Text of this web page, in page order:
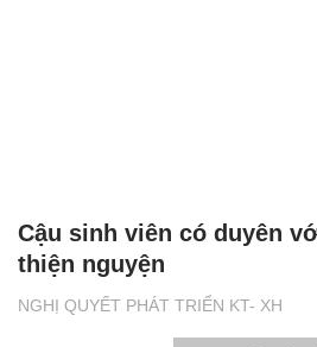
NGHỊ QUYẾT PHÁT TRIỂN KT- XH
Cậu sinh viên có duyên
thiện nguyện